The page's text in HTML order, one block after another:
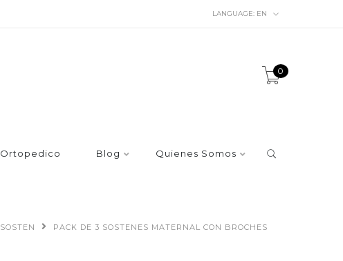
LANGUAGE: EN
0
Ortopedico Blog Quienes Somos
SOSTEN
PACK DE 3 SOSTENES MATERNAL CON BROCHES